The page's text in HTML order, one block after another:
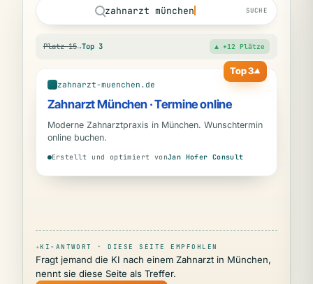
zahnarzt münchen SUCHE
Platz 15→Top 3 ▲ +12 Plätze
Top 3▲
zahnarzt-muenchen.de
Zahnarzt München · Termine online
Moderne Zahnarztpraxis in München. Wunschtermin
online buchen.
Erstellt und optimiert vonJan Hofer Consult
✦KI-ANTWORT · DIESE SEITE EMPFOHLEN
Fragt jemand die KI nach einem Zahnarzt in München,
nennt sie diese Seite als Treffer.